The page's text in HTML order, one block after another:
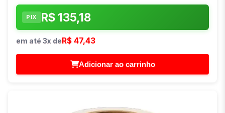
PIX R$ 135,18
em até 3x de R$ 47,43
Adicionar ao carrinho